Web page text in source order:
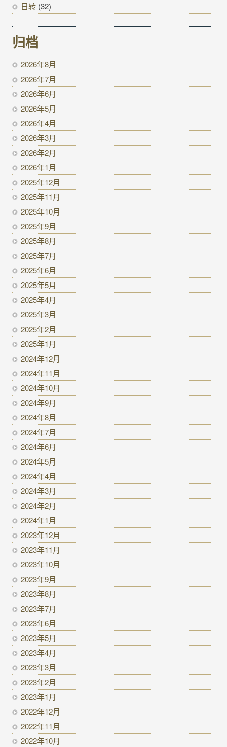
日转 (32)
归档
2026年8月
2026年7月
2026年6月
2026年5月
2026年4月
2026年3月
2026年2月
2026年1月
2025年12月
2025年11月
2025年10月
2025年9月
2025年8月
2025年7月
2025年6月
2025年5月
2025年4月
2025年3月
2025年2月
2025年1月
2024年12月
2024年11月
2024年10月
2024年9月
2024年8月
2024年7月
2024年6月
2024年5月
2024年4月
2024年3月
2024年2月
2024年1月
2023年12月
2023年11月
2023年10月
2023年9月
2023年8月
2023年7月
2023年6月
2023年5月
2023年4月
2023年3月
2023年2月
2023年1月
2022年12月
2022年11月
2022年10月